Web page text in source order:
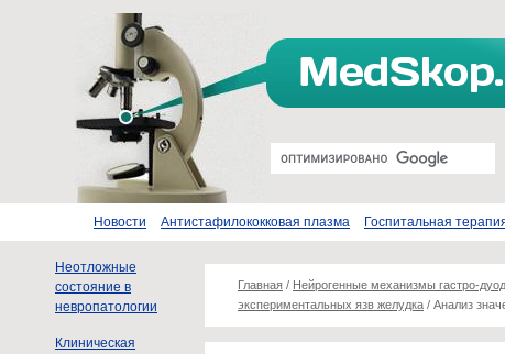
Новости Антистафилококковая плазма Госпитальная
Неотложные
состояние в
невропатологии
Клиническая
Главная / Нейрогенные механизмы гастро-
экспериментальных язв желудка / Анализ